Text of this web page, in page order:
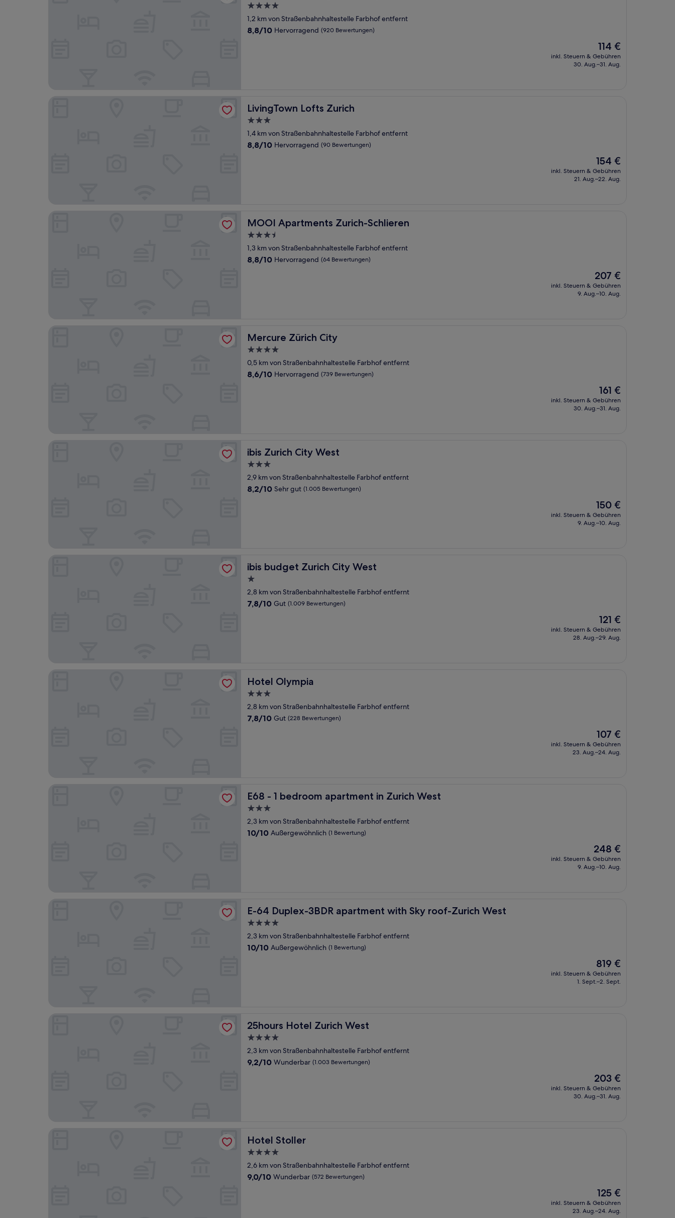
4.0-
Sterne-
Unterkunft
1,2 km von Straßenbahnhaltestelle Farbhof entfernt
8.8
8,8/10 Hervorragend (920 Bewertungen)
Der
Preis
beträgt
114 €
inkl. Steuern & Gebühren
30. Aug.–31. Aug.
LivingTown Lofts Zurich
LivingTown Lofts Zurich
3.0-
Sterne-
Unterkunft
1,4 km von Straßenbahnhaltestelle Farbhof entfernt
8.8
8,8/10 Hervorragend (90 Bewertungen)
Der
Preis
beträgt
154 €
inkl. Steuern & Gebühren
21. Aug.–22. Aug.
MOOI Apartments Zurich-Schlieren
MOOI Apartments Zurich-Schlieren
3.5-
Sterne-
Unterkunft
1,3 km von Straßenbahnhaltestelle Farbhof entfernt
8.8
8,8/10 Hervorragend (64 Bewertungen)
Der
Preis
beträgt
207 €
inkl. Steuern & Gebühren
9. Aug.–10. Aug.
Mercure Zürich City
Mercure Zürich City
4.0-
Sterne-
Unterkunft
0,5 km von Straßenbahnhaltestelle Farbhof entfernt
8.6
8,6/10 Hervorragend (739 Bewertungen)
Der
Preis
beträgt
161 €
inkl. Steuern & Gebühren
30. Aug.–31. Aug.
ibis Zurich City West
ibis Zurich City West
3.0-
Sterne-
Unterkunft
2,9 km von Straßenbahnhaltestelle Farbhof entfernt
8.2
8,2/10 Sehr gut (1.005 Bewertungen)
Der
Preis
beträgt
150 €
inkl. Steuern & Gebühren
9. Aug.–10. Aug.
ibis budget Zurich City West
ibis budget Zurich City West
1.0-
Stern-
Unterkunft
2,8 km von Straßenbahnhaltestelle Farbhof entfernt
7.8
7,8/10 Gut (1.009 Bewertungen)
Der
Preis
beträgt
121 €
inkl. Steuern & Gebühren
28. Aug.–29. Aug.
Hotel Olympia
Hotel Olympia
3.0-
Sterne-
Unterkunft
2,8 km von Straßenbahnhaltestelle Farbhof entfernt
7.8
7,8/10 Gut (228 Bewertungen)
Der
Preis
beträgt
107 €
inkl. Steuern & Gebühren
23. Aug.–24. Aug.
E68 - 1 bedroom apartment in Zurich West
E68 - 1 bedroom apartment in Zurich West
3.0-
Sterne-
Unterkunft
2,3 km von Straßenbahnhaltestelle Farbhof entfernt
10.0
10/10 Außergewöhnlich (1 Bewertung)
Der
Preis
beträgt
248 €
inkl. Steuern & Gebühren
9. Aug.–10. Aug.
E-64 Duplex-3BDR apartment with Sky roof-Zurich West
E-64 Duplex-3BDR apartment with Sky roof-Zurich West
4.0-
Sterne-
Unterkunft
2,3 km von Straßenbahnhaltestelle Farbhof entfernt
10.0
10/10 Außergewöhnlich (1 Bewertung)
Der
Preis
beträgt
819 €
inkl. Steuern & Gebühren
1. Sept.–2. Sept.
E-64 Duplex-3BDR apartment with Sky roof-Zurich West
25hours Hotel Zurich West
25hours Hotel Zurich West
4.0-
Sterne-
Unterkunft
2,3 km von Straßenbahnhaltestelle Farbhof entfernt
9.2
9,2/10 Wunderbar (1.003 Bewertungen)
Der
Preis
beträgt
203 €
inkl. Steuern & Gebühren
30. Aug.–31. Aug.
Hotel Stoller
Hotel Stoller
4.0-
Sterne-
Unterkunft
2,6 km von Straßenbahnhaltestelle Farbhof entfernt
9.0
9,0/10 Wunderbar (572 Bewertungen)
Der
Preis
beträgt
125 €
inkl. Steuern & Gebühren
23. Aug.–24. Aug.